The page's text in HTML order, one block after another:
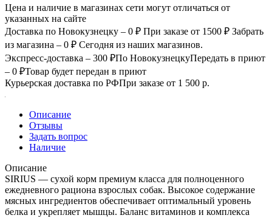
Цена и наличие в магазинах сети могут отличаться от
указанных на сайте
Доставка по Новокузнецку – 0 ₽ При заказе от 1500 ₽ Забрать
из магазина – 0 ₽ Сегодня из наших магазинов.
Экспресс-доставка – 300 ₽По НовокузнецкуПередать в приют
– 0 ₽Товар будет передан в приют
Курьерская доставка по РФПри заказе от 1 500 р.
Описание
Отзывы
Задать вопрос
Наличие
Описание
SIRIUS — сухой корм премиум класса для полноценного
ежедневного рациона взрослых собак. Высокое содержание
мясных ингредиентов обеспечивает оптимальный уровень
белка и укрепляет мышцы. Баланс витаминов и комплекса